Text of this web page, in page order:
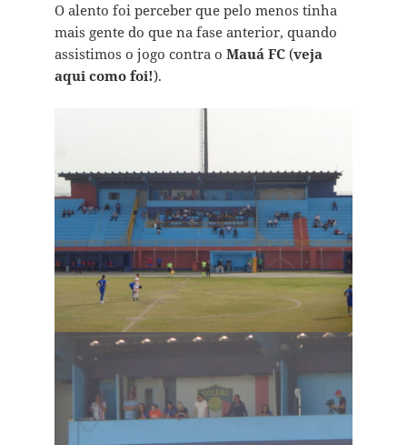
O alento foi perceber que pelo menos tinha
mais gente do que na fase anterior, quando
assistimos o jogo contra o Mauá FC(veja
aqui como foi!).